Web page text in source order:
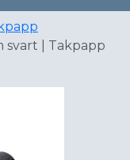
svart | Takpapp